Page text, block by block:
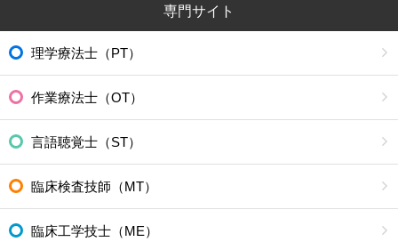
専門サイト
理学療法士（PT）
作業療法士（OT）
言語聴覚士（ST）
臨床検査技師（MT）
臨床工学技士（ME）